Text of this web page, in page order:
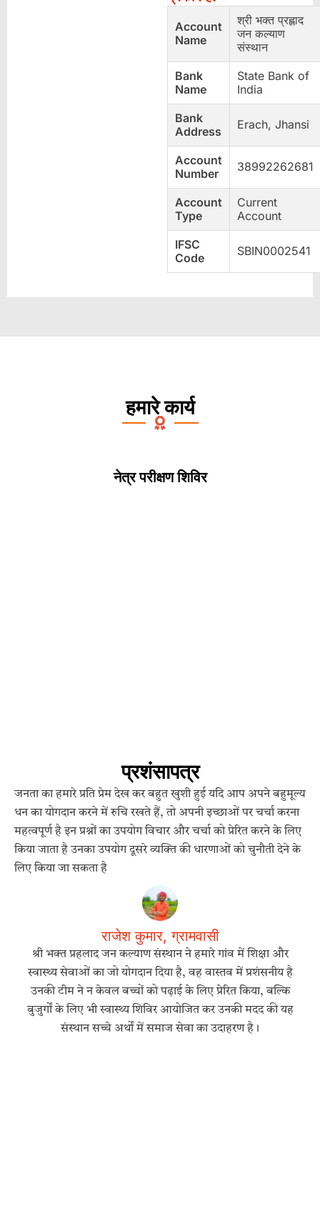
Account
Name
श्री भक्त प्रह्लाद
जन कल्याण
संस्थान
Bank
Name
State Bank of
India
Bank
Address
Erach, Jhansi
Account
Number
38992262681
Account
Type
Current
Account
IFSC
Code
SBIN0002541
हमारे कार्य
नेत्र परीक्षण शिविर
प्रशंसापत्र
जनता का हमारे प्रति प्रेम देख कर बहुत खुशी हुई यदि आप अपने बहुमूल्य
धन का योगदान करने में रुचि रखते हैं, तो अपनी इच्छाओं पर चर्चा करना
महत्वपूर्ण है इन प्रश्नों का उपयोग विचार और चर्चा को प्रेरित करने के लिए
किया जाता है उनका उपयोग दूसरे व्यक्ति की धारणाओं को चुनौती देने के
लिए किया जा सकता है
राजेश कुमार, ग्रामवासी
श्री भक्त प्रहलाद जन कल्याण संस्थान ने हमारे गांव में शिक्षा और
स्वास्थ्य सेवाओं का जो योगदान दिया है, वह वास्तव में प्रशंसनीय है
उनकी टीम ने न केवल बच्चों को पढ़ाई के लिए प्रेरित किया, बल्कि
बुजुर्गों के लिए भी स्वास्थ्य शिविर आयोजित कर उनकी मदद की यह
संस्थान सच्चे अर्थों में समाज सेवा का उदाहरण है।